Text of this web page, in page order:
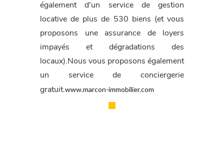
également d'un service de gestion
locative de plus de 530 biens (et vous
proposons une assurance de loyers
impayés et dégradations des
locaux).Nous vous proposons également
un service de conciergerie
gratuit.www.marcon-immobilier.com